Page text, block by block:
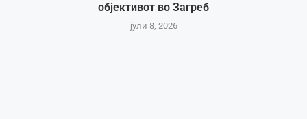
објективот во Загреб
јули 8, 2026